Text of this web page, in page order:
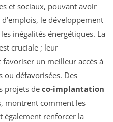
et sociaux, pouvant avoir
le développement
inégalités énergétiques. La
cruciale ; leur
un meilleur accès à
ou défavorisées. Des
projets de co-implantation
montrent comment les
également renforcer la